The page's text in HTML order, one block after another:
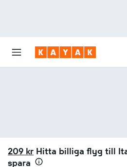
209 kr Hitta billiga flyg till
spara